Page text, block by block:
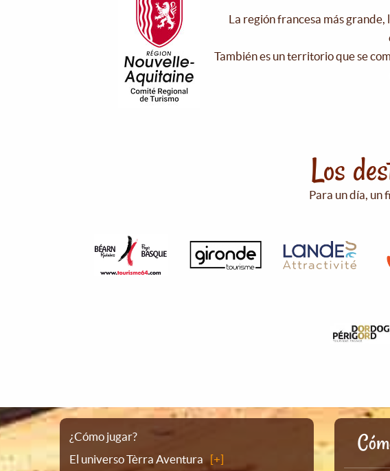
La región francesa más
También es un territorio que se
Los
Para un día, un
Plano
¿Cómo jugar?
El universo Tèrra Aventura